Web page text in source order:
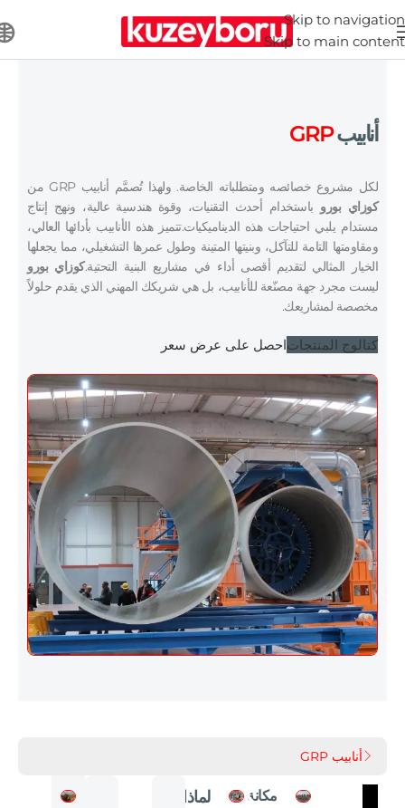
Skip to navigation
Skip to main content
أنابيبGRP
لكل مشروع خصائصه ومتطلباته الخاصة. ولهذا تُصمَّم أنابيب GRP من
كوزاي بورو باستخدام أحدث التقنيات، وقوة هندسية عالية، ونهج إنتاج
مستدام يلبي احتياجات هذه الديناميكيات.تتميز هذه الأنابيب بأدائها العالي،
ومقاومتها التامة للتآكل، وبنيتها المتينة وطول عمرها التشغيلي، مما يجعلها
الخيار المثالي لتقديم أقصى أداء في مشاريع البنية التحتية.كوزاي بورو
ليست مجرد جهة مصنّعة للأنابيب، بل هي شريكك المهني الذي يقدم حلولاً
مخصصة لمشاريعك.
كتالوج المنتجاتاحصل على عرض سعر
أنابيب GRP
مكانة
لماذا